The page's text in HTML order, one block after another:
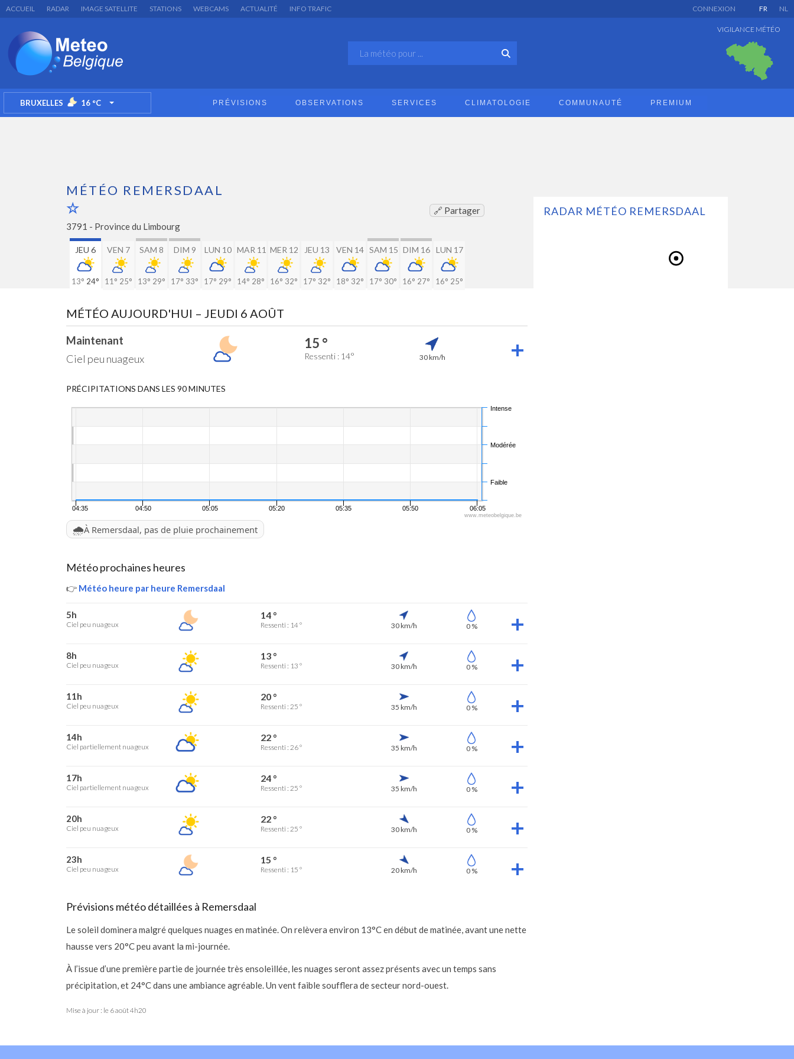
ACCUEIL RADAR IMAGE SATELLITE STATIONS WEBCAMS ACTUALITÉ INFO TRAFIC FR NL
CONNEXION
VIGILANCE MÉTÉO
BRUXELLES 16°C TOGGLE DROPDOWN PRÉVISIONS OBSERVATIONS SERVICES CLIMATOLOGIE COMMUNAUTÉ PREMIUM
MÉTÉO REMERSDAAL
🔗 Partager
3791 - Province du Limbourg
JEU 6
13° 24°
VEN 7
11° 25°
SAM 8
13° 29°
DIM 9
17° 33°
LUN 10
17° 29°
MAR 11
14° 28°
MER 12
16° 32°
JEU 13
17° 32°
VEN 14
18° 32°
SAM 15
17° 30°
DIM 16
16° 27°
LUN 17
16° 25°
MÉTÉO AUJOURD'HUI – JEUDI 6 AOÛT
Maintenant
Ciel peu nuageux
15 °
Ressenti : 14° 30 km/h
PRÉCIPITATIONS DANS LES 90 MINUTES
04:35 04:50 05:05 05:20 05:35 05:50 06:05
Faible
Modérée
Intense
www.meteobelgique.be
🌧️À Remersdaal, pas de pluie prochainement
Météo prochaines heures
👉 Météo heure par heure Remersdaal
5h
Ciel peu nuageux
14 °
Ressenti : 14 ° 30 km/h 0 %
8h
Ciel peu nuageux
13 °
Ressenti : 13 ° 30 km/h 0 %
11h
Ciel peu nuageux
20 °
Ressenti : 25 ° 35 km/h 0 %
14h
Ciel partiellement nuageux
22 °
Ressenti : 26 ° 35 km/h 0 %
17h
Ciel partiellement nuageux
24 °
Ressenti : 25 ° 35 km/h 0 %
20h
Ciel peu nuageux
22 °
Ressenti : 25 ° 30 km/h 0 %
23h
Ciel peu nuageux
15 °
Ressenti : 15 ° 20 km/h 0 %
Prévisions météo détaillées à Remersdaal
Le soleil dominera malgré quelques nuages en matinée. On relèvera environ 13°C en début de matinée, avant une nette
hausse vers 20°C peu avant la mi-journée.
À l’issue d’une première partie de journée très ensoleillée, les nuages seront assez présents avec un temps sans
précipitation, et 24°C dans une ambiance agréable. Un vent faible soufflera de secteur nord-ouest.
Mise à jour : le 6 août 4h20
RADAR MÉTÉO REMERSDAAL